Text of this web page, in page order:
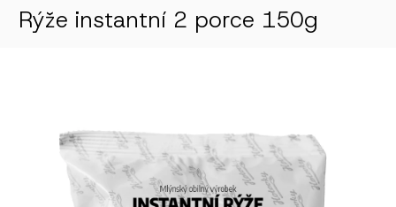
Rýže instantní 2 porce 150g